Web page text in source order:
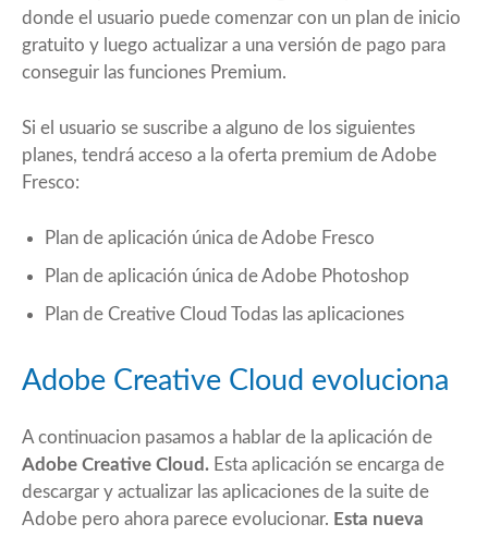
donde el usuario puede comenzar con un plan de inicio
gratuito y luego actualizar a una versión de pago para
conseguir las funciones Premium.
Si el usuario se suscribe a alguno de los siguientes
planes, tendrá acceso a la oferta premium de Adobe
Fresco:
Plan de aplicación única de Adobe Fresco
Plan de aplicación única de Adobe Photoshop
Plan de Creative Cloud Todas las aplicaciones
Adobe Creative Cloud evoluciona
A continuacion pasamos a hablar de la aplicación de
Adobe Creative Cloud. Esta aplicación se encarga de
descargar y actualizar las aplicaciones de la suite de
Adobe pero ahora parece evolucionar. Esta nueva